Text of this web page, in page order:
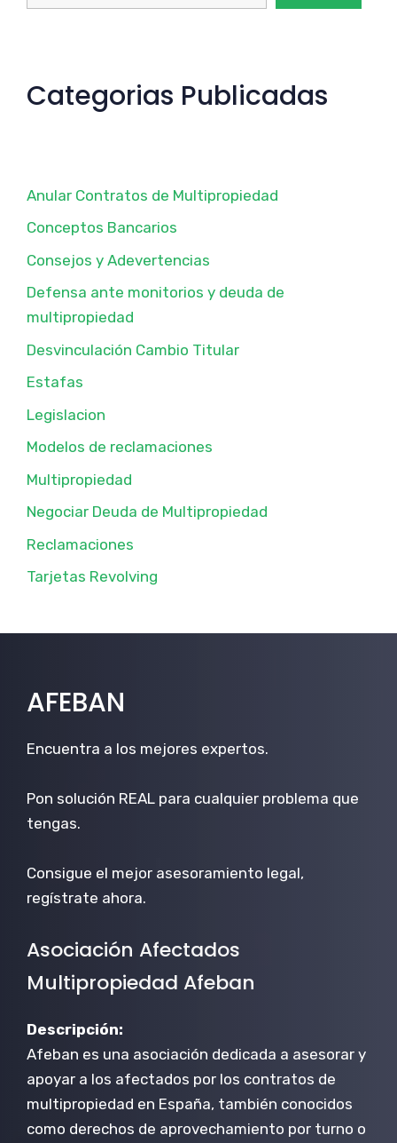
Categorias Publicadas
Anular Contratos de Multipropiedad
Conceptos Bancarios
Consejos y Adevertencias
Defensa ante monitorios y deuda de
multipropiedad
Desvinculación Cambio Titular
Estafas
Legislacion
Modelos de reclamaciones
Multipropiedad
Negociar Deuda de Multipropiedad
Reclamaciones
Tarjetas Revolving
AFEBAN
Encuentra a los mejores expertos.
Pon solución REAL para cualquier problema que
tengas.
Consigue el mejor asesoramiento legal,
regístrate ahora.
Asociación Afectados
Multipropiedad Afeban
Descripción:
Afeban es una asociación dedicada a asesorar y
apoyar a los afectados por los contratos de
multipropiedad en España, también conocidos
como derechos de aprovechamiento por turno o